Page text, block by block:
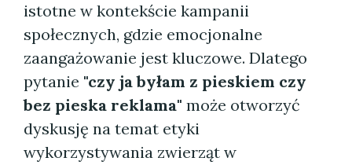
istotne w kontekście kampanii
społecznych, gdzie emocjonalne
zaangażowanie jest kluczowe. Dlatego
pytanie "czy ja byłam z pieskiem czy
bez pieska reklama" może otworzyć
dyskusję na temat etyki
wykorzystywania zwierząt w